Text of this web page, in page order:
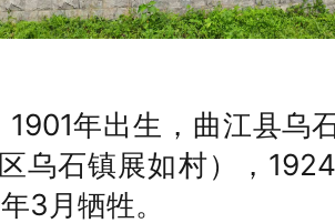
1901年出生， 曲江县乌
乌石镇展如村），
3月牺牲。